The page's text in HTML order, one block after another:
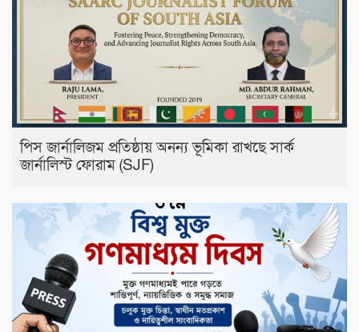
পিস জার্নালিজম প্রতিষ্ঠায় অনন্য ভূমিকা রাখছে সার্ক
জার্নালিস্ট ফোরাম (SJF)